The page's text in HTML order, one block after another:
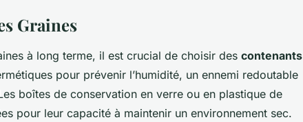
Graines
à long terme, il est crucial de choisir des contenants
pour prévenir l’humidité, un ennemi redoutable
boîtes de conservation en verre ou en plastique de
pour leur capacité à maintenir un environnement sec.